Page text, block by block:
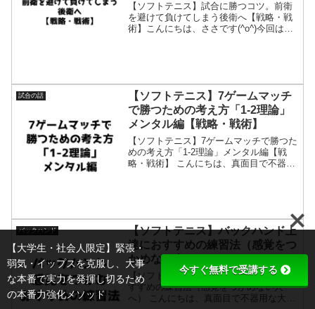
【ソフトテニス】試合に勝つコツ。前衛
を避けて負けてしまう後衛へ【戦略・戦
術】こんにちは、ささです(^o^)今回は試
試合の話
【ソフトテニス】7ゲームマッチ
で勝つための考え方「1-2理論」
メンタル編【戦略・戦術】
【ソフトテニス】7ゲームマッチで勝つた
めの考え方「1-2理論」メンタル編【戦
略・戦術】 こんにちは、真面目で不器用
バックハンド
【ソフトテニス】バックハンド上
達におすすめの練習法（感覚をつ
かめない人へ）
【ソフトテニス】バックハンド上達にお
すすめの練習法（感覚をつかめない人
へ） こんにちは、真面目で不器用な大学
【大学生・社会人限定】緊張・
弱気・イップスを克服し、大事
な本番で実力を発揮し切るため
の本番力強化メソッド
今すぐ無料で受講する